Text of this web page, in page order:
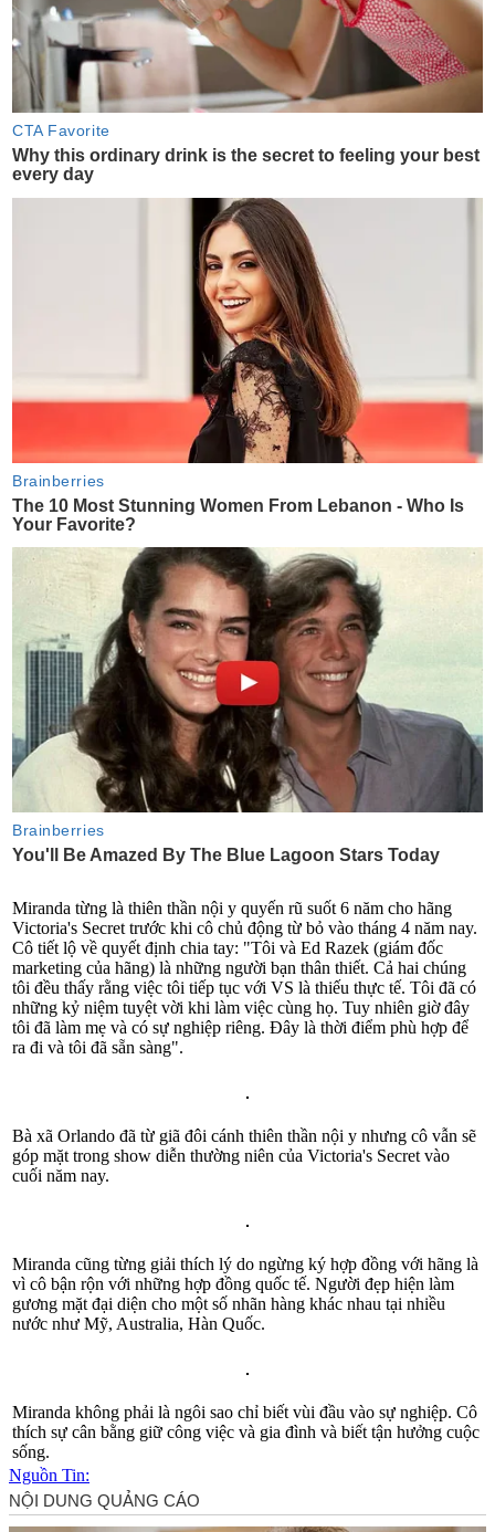
Miranda từng là thiên thần nội y quyến rũ suốt 6 năm cho hãng
Victoria's Secret trước khi cô chủ động từ bỏ vào tháng 4 năm nay.
Cô tiết lộ về quyết định chia tay: "Tôi và Ed Razek (giám đốc
marketing của hãng) là những người bạn thân thiết. Cả hai chúng
tôi đều thấy rằng việc tôi tiếp tục với VS là thiếu thực tế. Tôi đã có
những kỷ niệm tuyệt vời khi làm việc cùng họ. Tuy nhiên giờ đây
tôi đã làm mẹ và có sự nghiệp riêng. Đây là thời điểm phù hợp để
ra đi và tôi đã sẵn sàng".
Bà xã Orlando đã từ giã đôi cánh thiên thần nội y nhưng cô vẫn sẽ
góp mặt trong show diễn thường niên của Victoria's Secret vào
cuối năm nay.
Miranda cũng từng giải thích lý do ngừng ký hợp đồng với hãng là
vì cô bận rộn với những hợp đồng quốc tế. Người đẹp hiện làm
gương mặt đại diện cho một số nhãn hàng khác nhau tại nhiều
nước như Mỹ, Australia, Hàn Quốc.
Miranda không phải là ngôi sao chỉ biết vùi đầu vào sự nghiệp. Cô
thích sự cân bằng giữ công việc và gia đình và biết tận hưởng cuộc
sống.
Nguồn Tin: